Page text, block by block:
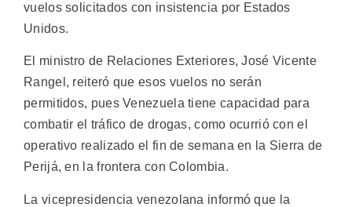
vuelos solicitados con insistencia por Estados
Unidos.
El ministro de Relaciones Exteriores, José Vicente
Rangel, reiteró que esos vuelos no serán
permitidos, pues Venezuela tiene capacidad para
combatir el tráfico de drogas, como ocurrió con el
operativo realizado el fin de semana en la Sierra de
Perijá, en la frontera con Colombia.
La vicepresidencia venezolana informó que la